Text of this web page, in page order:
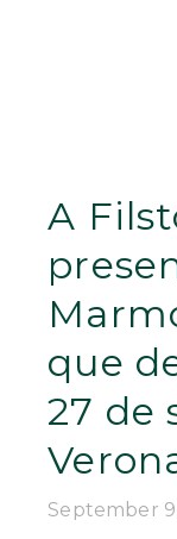
A
que
27 de
September